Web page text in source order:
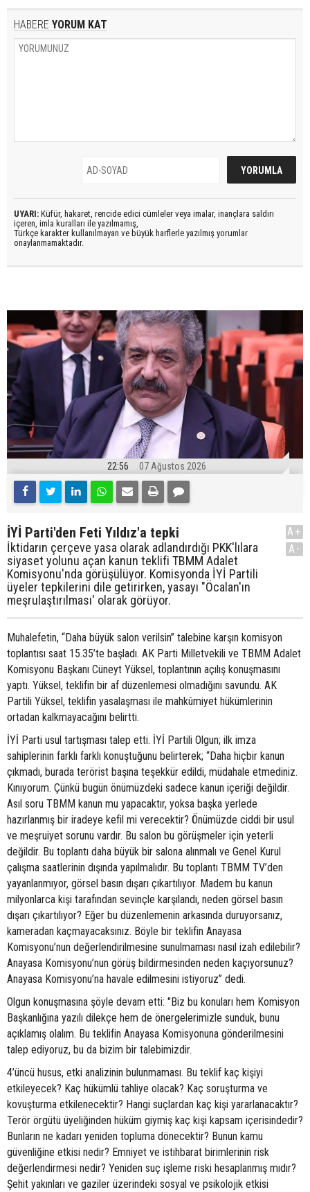
HABERE YORUM KAT
UYARI: Küfür, hakaret, rencide edici cümleler veya imalar, inançlara saldırı
içeren, imla kuralları ile yazılmamış,
Türkçe karakter kullanılmayan ve büyük harflerle yazılmış yorumlar
onaylanmamaktadır.
22:56 07 Ağustos 2026
İYİ Parti'den Feti Yıldız'a tepki
İktidarın çerçeve yasa olarak adlandırdığı PKK'lılara
siyaset yolunu açan kanun teklifi TBMM Adalet
Komisyonu'nda görüşülüyor. Komisyonda İYİ Partili
üyeler tepkilerini dile getirirken, yasayı "Öcalan'ın
meşrulaştırılması' olarak görüyor.
A+
A-
Muhalefetin, “Daha büyük salon verilsin” talebine karşın komisyon
toplantısı saat 15.35’te başladı. AK Parti Milletvekili ve TBMM Adalet
Komisyonu Başkanı Cüneyt Yüksel, toplantının açılış konuşmasını
yaptı. Yüksel, teklifin bir af düzenlemesi olmadığını savundu. AK
Partili Yüksel, teklifin yasalaşması ile mahkûmiyet hükümlerinin
ortadan kalkmayacağını belirtti.
İYİ Parti usul tartışması talep etti. İYİ Partili Olgun; ilk imza
sahiplerinin farklı farklı konuştuğunu belirterek; “Daha hiçbir kanun
çıkmadı, burada terörist başına teşekkür edildi, müdahale etmediniz.
Kınıyorum. Çünkü bugün önümüzdeki sadece kanun içeriği değildir.
Asıl soru TBMM kanun mu yapacaktır, yoksa başka yerlede
hazırlanmış bir iradeye kefil mi verecektir? Önümüzde ciddi bir usul
ve meşruiyet sorunu vardır. Bu salon bu görüşmeler için yeterli
değildir. Bu toplantı daha büyük bir salona alınmalı ve Genel Kurul
çalışma saatlerinin dışında yapılmalıdır. Bu toplantı TBMM TV’den
yayanlanmıyor, görsel basın dışarı çıkartılıyor. Madem bu kanun
milyonlarca kişi tarafından sevinçle karşılandı, neden görsel basın
dışarı çıkartılıyor? Eğer bu düzenlemenin arkasında duruyorsanız,
kameradan kaçmayacaksınız. Böyle bir teklifin Anayasa
Komisyonu’nun değerlendirilmesine sunulmaması nasıl izah edilebilir?
Anayasa Komisyonu’nun görüş bildirmesinden neden kaçıyorsunuz?
Anayasa Komisyonu’na havale edilmesini istiyoruz” dedi.
Olgun konuşmasına şöyle devam etti: "Biz bu konuları hem Komisyon
Başkanlığına yazılı dilekçe hem de önergelerimizle sunduk, bunu
açıklamış olalım. Bu teklifin Anayasa Komisyonuna gönderilmesini
talep ediyoruz, bu da bizim bir talebimizdir.
4’üncü husus, etki analizinin bulunmaması. Bu teklif kaç kişiyi
etkileyecek? Kaç hükümlü tahliye olacak? Kaç soruşturma ve
kovuşturma etkilenecektir? Hangi suçlardan kaç kişi yararlanacaktır?
Terör örgütü üyeliğinden hüküm giymiş kaç kişi kapsam içerisindedir?
Bunların ne kadarı yeniden topluma dönecektir? Bunun kamu
güvenliğine etkisi nedir? Emniyet ve istihbarat birimlerinin risk
değerlendirmesi nedir? Yeniden suç işleme riski hesaplanmış mıdır?
Şehit yakınları ve gaziler üzerindeki sosyal ve psikolojik etkisi